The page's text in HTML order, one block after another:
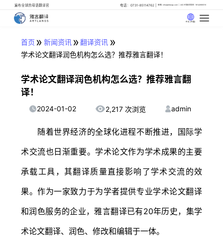
遍布全球的母语翻译官 电话：0731-85114762 邮箱: info@artlangs.com 24小时翻译管家: 18142666316
中文 (中国)
首页 » 新闻资讯» 翻译资讯 »
学术论文翻译润色机构怎么选？推荐雅言翻译！
学术论文翻译润色机构怎么选？推荐雅言翻
译！
2024-01-02 2,217 次浏览 admin
随着世界经济的全球化进程不断推进，国际学
术交流也日渐重要。学术论文作为学术成果的主要
承载工具，其翻译质量直接影响了学术交流的效
果。作为一家致力于为学者提供专业学术论文翻译
和润色服务的企业，雅言翻译已有20年历史，集学
术论文翻译、润色、修改和编辑于一体。